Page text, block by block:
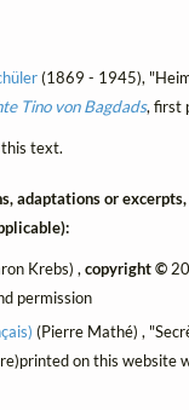
(1869 - 1945),
Tino von Bagdads, first
text.
adaptations or excerpts,
Krebs) ,copyright ©
permission
(Pierre Mathé) ,
on this website